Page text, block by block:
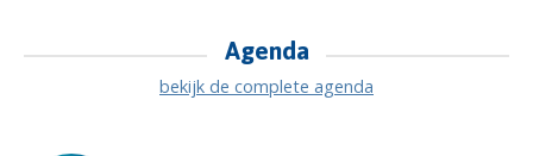
Agenda
bekijk de complete agenda